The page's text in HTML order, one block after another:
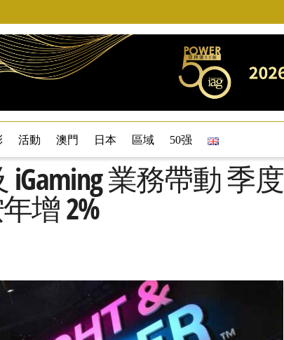
活動 澳門 日本 區域 50强
iGaming 業務帶動 季度
增 2%